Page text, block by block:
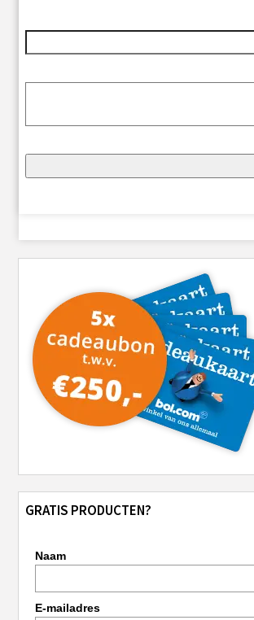
GRATIS PRODUCTEN?
Naam
E-mailadres